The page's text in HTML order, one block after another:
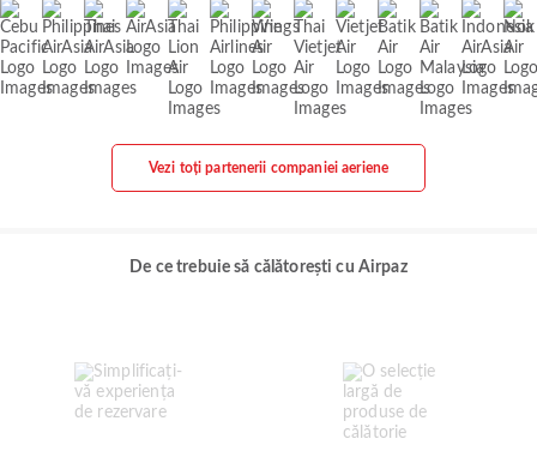
Vezi toți partenerii companiei aeriene
De ce trebuie să călătorești cu Airpaz